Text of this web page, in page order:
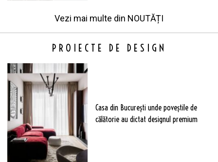
Vezi mai multe din NOUTĂȚI
PROIECTE DE DESIGN
Casa din București unde poveștile de
călătorie au dictat designul premium